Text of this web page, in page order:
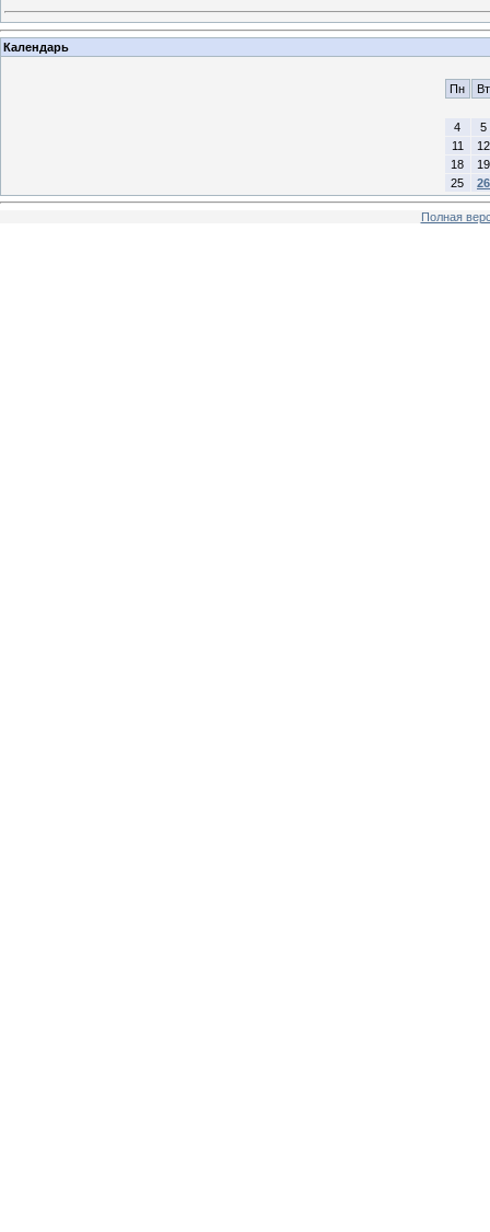
Календарь
Пн Вт
4
5
11
12
18
19
25
26
Полная